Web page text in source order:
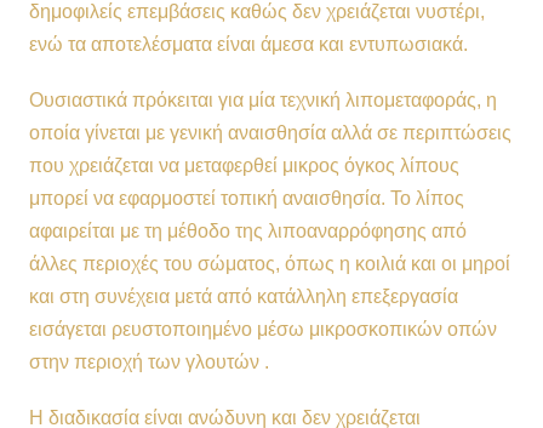
δημοφιλείς επεμβάσεις καθώς δεν χρειάζεται νυστέρι,
ενώ τα αποτελέσματα είναι άμεσα και εντυπωσιακά.
Ουσιαστικά πρόκειται για μία τεχνική λιπομεταφοράς, η
οποία γίνεται με γενική αναισθησία αλλά σε περιπτώσεις
που χρειάζεται να μεταφερθεί μικρος όγκος λίπους
μπορεί να εφαρμοστεί τοπική αναισθησία. Το λίπος
αφαιρείται με τη μέθοδο της λιποαναρρόφησης από
άλλες περιοχές του σώματος, όπως η κοιλιά και οι μηροί
και στη συνέχεια μετά από κατάλληλη επεξεργασία
εισάγεται ρευστοποιημένο μέσω μικροσκοπικών οπών
στην περιοχή των γλουτών .
Η διαδικασία είναι ανώδυνη και δεν χρειάζεται